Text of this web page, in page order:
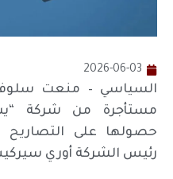
2026-06-03
السياسي – منعت
مستأجرة من شركة
حصولها على التصاريح
رئيس الشركة أوري